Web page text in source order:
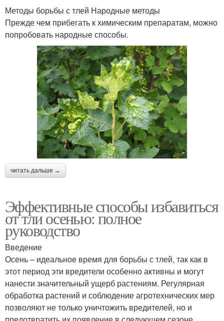
Методы борьбы с тлей Народные методы
Прежде чем прибегать к химическим препаратам, можно
попробовать народные способы.
читать дальше →
Эффективные способы избавиться
от тли осенью: полное
руководство
Введение
Осень – идеальное время для борьбы с тлей, так как в
этот период эти вредители особенно активны и могут
нанести значительный ущерб растениям. Регулярная
обработка растений и соблюдение агротехнических мер
позволяют не только уничтожить вредителей, но и